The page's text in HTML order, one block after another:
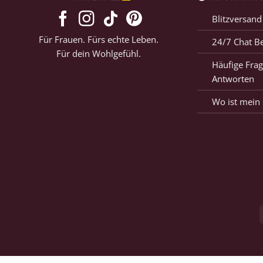
Für Frauen. Fürs echte Leben.
Für dein Wohlgefühl.
24/7 Chat
Häufige
Antworten
Wo ist mein